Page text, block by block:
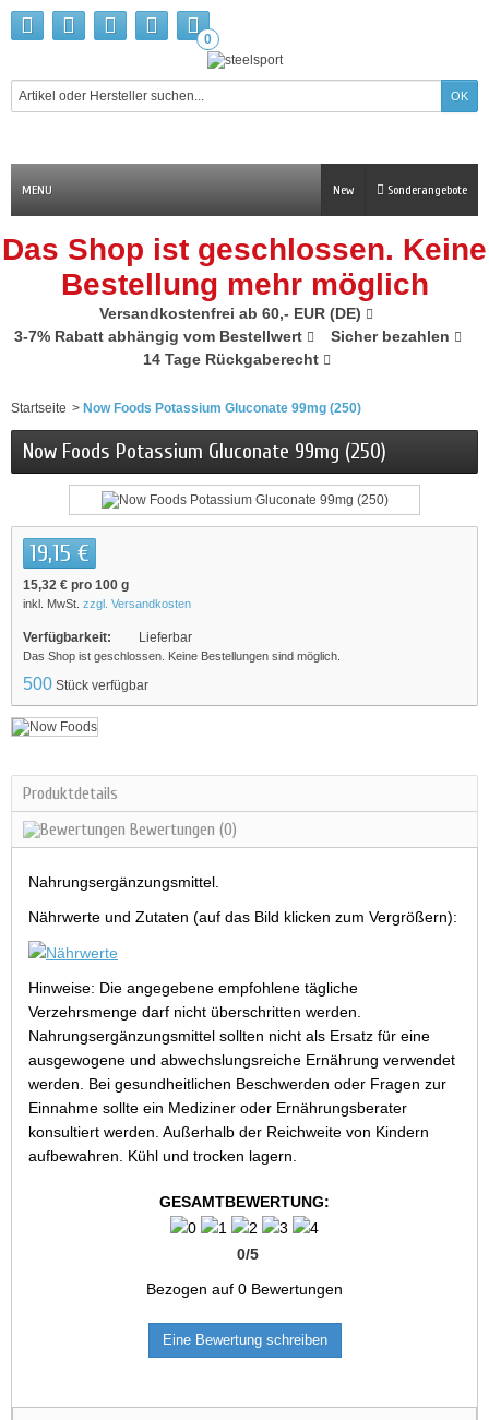
0
MENU Sonderangebote
New
Das Shop ist geschlossen. Keine
Bestellung mehr möglich
Versandkostenfrei ab 60,- EUR (DE)
3-7% Rabatt abhängig vom Bestellwert
Sicher bezahlen
14 Tage Rückgaberecht
Startseite > Now Foods Potassium Gluconate 99mg (250)
Now Foods Potassium Gluconate 99mg (250)
19,15 €
15,32 € pro 100 g
inkl. MwSt. zzgl. Versandkosten
Verfügbarkeit: Lieferbar
Das Shop ist geschlossen. Keine Bestellungen sind möglich.
500 Stück verfügbar
Produktdetails
Bewertungen (0)
Nahrungsergänzungsmittel.
Nährwerte und Zutaten (auf das Bild klicken zum Vergrößern):
Hinweise: Die angegebene empfohlene tägliche
Verzehrsmenge darf nicht überschritten werden.
Nahrungsergänzungsmittel sollten nicht als Ersatz für eine
ausgewogene und abwechslungsreiche Ernährung verwendet
werden. Bei gesundheitlichen Beschwerden oder Fragen zur
Einnahme sollte ein Mediziner oder Ernährungsberater
konsultiert werden. Außerhalb der Reichweite von Kindern
aufbewahren. Kühl und trocken lagern.
GESAMTBEWERTUNG:
0/5
Bezogen auf 0 Bewertungen
Eine Bewertung schreiben